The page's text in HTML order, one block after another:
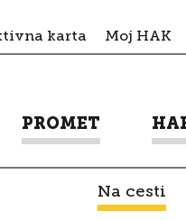
karta Moj HAK
PROMET
Na cesti